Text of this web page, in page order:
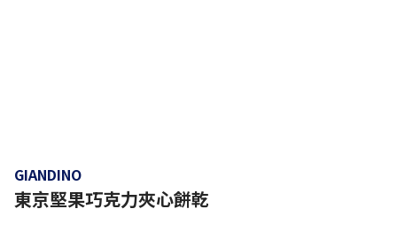
GIANDINO
東京堅果巧克力夾心餅乾